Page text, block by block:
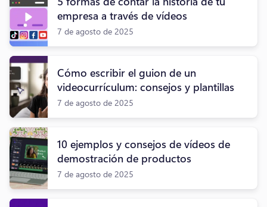
Iniciar sesión
empresa a través de vídeos
7 de agosto de 2025
Cómo escribir el guion de un
videocurrículum: consejos y plantillas
7 de agosto de 2025
10 ejemplos y consejos de vídeos de
demostración de productos
7 de agosto de 2025